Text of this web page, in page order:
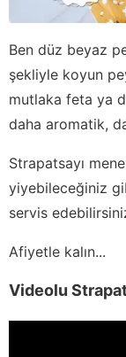
Ben düz beyaz
şekliyle koyun
mutlaka feta ya
daha aromatik,
Strapatsayı
yiyebileceğiniz
servis
Afiyetle kalın...
Videolu